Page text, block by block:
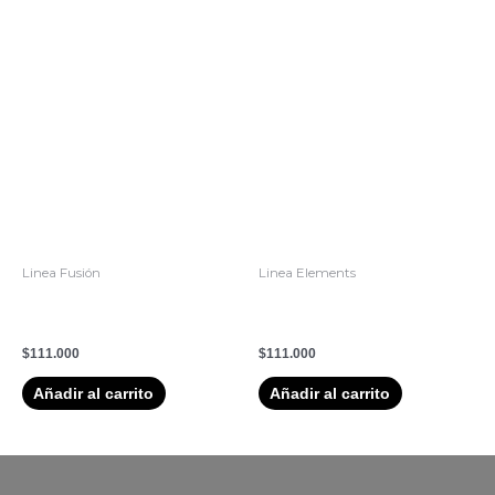
Linea Fusión
$111.000
Añadir al carrito
Linea Elements
$111.000
Añadir al carrito